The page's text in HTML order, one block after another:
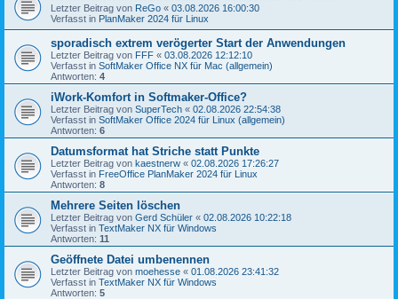
Letzter Beitrag von ReGo « 03.08.2026 16:00:30
Verfasst in PlanMaker 2024 für Linux
sporadisch extrem verögerter Start der Anwendungen
Letzter Beitrag von FFF « 03.08.2026 12:12:10
Verfasst in SoftMaker Office NX für Mac (allgemein)
Antworten: 4
iWork-Komfort in Softmaker-Office?
Letzter Beitrag von SuperTech « 02.08.2026 22:54:38
Verfasst in SoftMaker Office 2024 für Linux (allgemein)
Antworten: 6
Datumsformat hat Striche statt Punkte
Letzter Beitrag von kaestnerw « 02.08.2026 17:26:27
Verfasst in FreeOffice PlanMaker 2024 für Linux
Antworten: 8
Mehrere Seiten löschen
Letzter Beitrag von Gerd Schüler « 02.08.2026 10:22:18
Verfasst in TextMaker NX für Windows
Antworten: 11
Geöffnete Datei umbenennen
Letzter Beitrag von moehesse « 01.08.2026 23:41:32
Verfasst in TextMaker NX für Windows
Antworten: 5